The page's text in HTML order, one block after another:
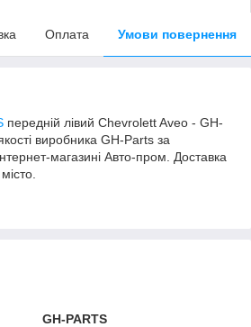
Оплата Умови повернення
передній лівий Chevrolett Aveo - GH-
виробника GH-Parts за
магазині Авто-пром. Доставка
GH-PARTS